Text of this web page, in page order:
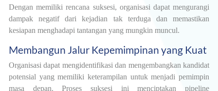
Dengan memiliki rencana suksesi, organisasi dapat mengurangi
dampak negatif dari kejadian tak terduga dan memastikan
kesiapan menghadapi tantangan yang mungkin muncul.
Membangun Jalur Kepemimpinan yang Kuat
Organisasi dapat mengidentifikasi dan mengembangkan kandidat
potensial yang memiliki keterampilan untuk menjadi pemimpin
masa depan. Proses suksesi ini menciptakan pipeline